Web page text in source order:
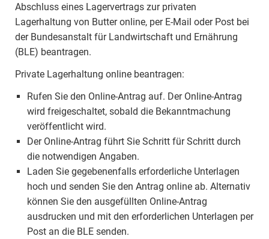
Abschluss eines Lagervertrags zur privaten
Lagerhaltung von Butter online, per E-Mail oder Post bei
der Bundesanstalt für Landwirtschaft und Ernährung
(BLE) beantragen.
Private Lagerhaltung online beantragen:
Rufen Sie den Online-Antrag auf. Der Online-Antrag
wird freigeschaltet, sobald die Bekanntmachung
veröffentlicht wird.
Der Online-Antrag führt Sie Schritt für Schritt durch
die notwendigen Angaben.
Laden Sie gegebenenfalls erforderliche Unterlagen
hoch und senden Sie den Antrag online ab. Alternativ
können Sie den ausgefüllten Online-Antrag
ausdrucken und mit den erforderlichen Unterlagen per
Post an die BLE senden.